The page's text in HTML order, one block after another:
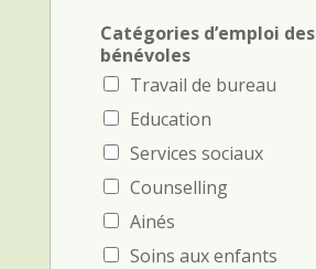
n
e
F
i
e
l
d
h
e
a
r
Catégories d’emploi des
bénévoles
Travail de bureau
Education
Services sociaux
Counselling
Ainés
Soins aux enfants